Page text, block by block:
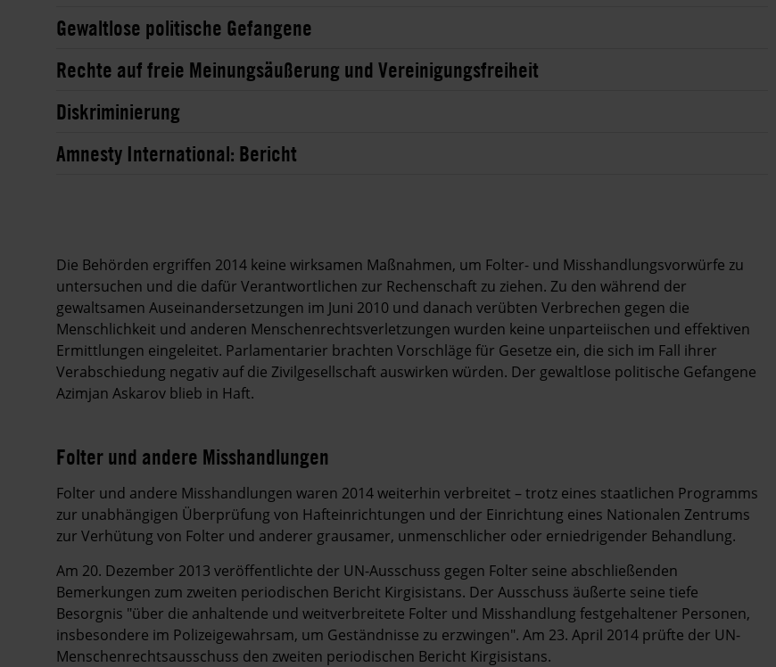
Gewaltlose politische Gefangene
Rechte auf freie Meinungsäußerung und Vereinigungsfreiheit
Diskriminierung
Amnesty International: Bericht
Die Behörden ergriffen 2014 keine wirksamen Maßnahmen, um Folter- und Misshandlungsvorwürfe zu
untersuchen und die dafür Verantwortlichen zur Rechenschaft zu ziehen. Zu den während der
gewaltsamen Auseinandersetzungen im Juni 2010 und danach verübten Verbrechen gegen die
Menschlichkeit und anderen Menschenrechtsverletzungen wurden keine unparteiischen und effektiven
Ermittlungen eingeleitet. Parlamentarier brachten Vorschläge für Gesetze ein, die sich im Fall ihrer
Verabschiedung negativ auf die Zivilgesellschaft auswirken würden. Der gewaltlose politische Gefangene
Azimjan Askarov blieb in Haft.
Folter und andere Misshandlungen
Folter und andere Misshandlungen waren 2014 weiterhin verbreitet – trotz eines staatlichen Programms
zur unabhängigen Überprüfung von Hafteinrichtungen und der Einrichtung eines Nationalen Zentrums
zur Verhütung von Folter und anderer grausamer, unmenschlicher oder erniedrigender Behandlung.
Am 20. Dezember 2013 veröffentlichte der UN-Ausschuss gegen Folter seine abschließenden
Bemerkungen zum zweiten periodischen Bericht Kirgisistans. Der Ausschuss äußerte seine tiefe
Besorgnis "über die anhaltende und weitverbreitete Folter und Misshandlung festgehaltener Personen,
insbesondere im Polizeigewahrsam, um Geständnisse zu erzwingen". Am 23. April 2014 prüfte der UN-
Menschenrechtsausschuss den zweiten periodischen Bericht Kirgisistans.